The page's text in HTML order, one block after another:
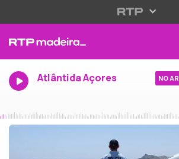
Atlântida Açores NO AR